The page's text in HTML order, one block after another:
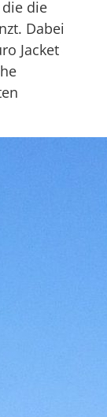
die
Dabei
Jacket